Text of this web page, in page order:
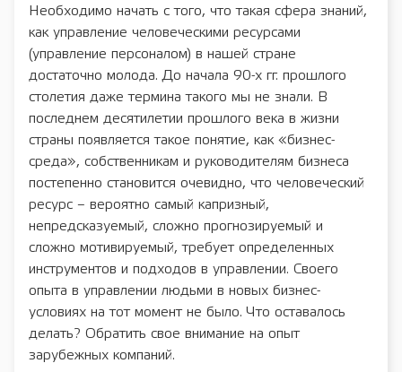
Необходимо начать с того, что такая сфера знаний,
как управление человеческими ресурсами
(управление персоналом) в нашей стране
достаточно молода. До начала 90-х гг. прошлого
столетия даже термина такого мы не знали. В
последнем десятилетии прошлого века в жизни
страны появляется такое понятие, как «бизнес-
среда», собственникам и руководителям бизнеса
постепенно становится очевидно, что человеческий
ресурс – вероятно самый капризный,
непредсказуемый, сложно прогнозируемый и
сложно мотивируемый, требует определенных
инструментов и подходов в управлении. Своего
опыта в управлении людьми в новых бизнес-
условиях на тот момент не было. Что оставалось
делать? Обратить свое внимание на опыт
зарубежных компаний.